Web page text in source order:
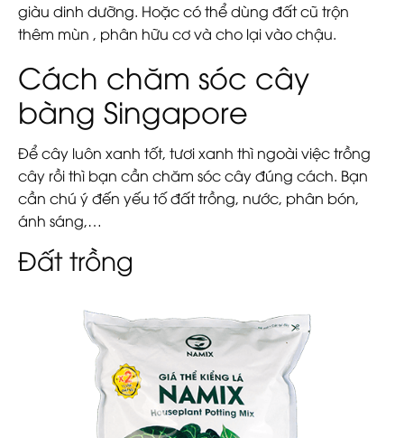
giàu dinh dưỡng. Hoặc có thể dùng đất cũ trộn
thêm mùn , phân hữu cơ và cho lại vào chậu.
Cách chăm sóc cây
bàng Singapore
Để cây luôn xanh tốt, tươi xanh thì ngoài việc trồng
cây rồi thì bạn cần chăm sóc cây đúng cách. Bạn
cần chú ý đến yếu tố đất trồng, nước, phân bón,
ánh sáng,…
Đất trồng